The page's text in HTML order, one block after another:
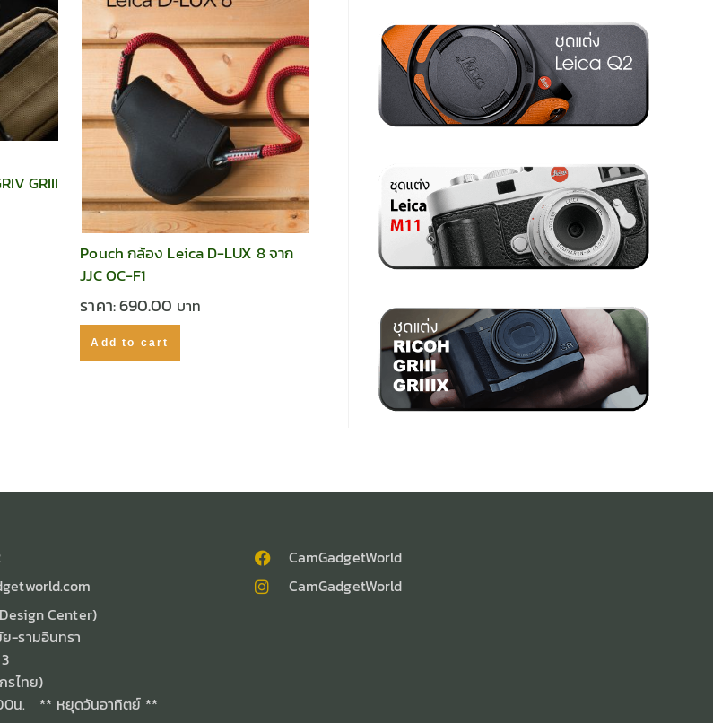
GRIII
Pouch กล้อง Leica D-LUX 8 จาก
JJC OC-F1
ราคา:690.00
Add to cart
Center)
-รามอินทรา
รไทย)
น. ** หยุดวันอาทิตย์ **
CamGadgetWorld
CamGadgetWorld